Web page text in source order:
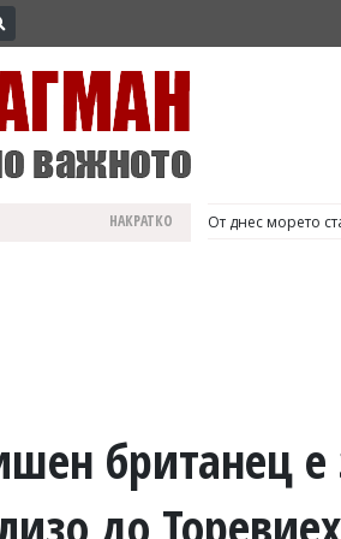
НАКРАТКО България е №1 в
британец е